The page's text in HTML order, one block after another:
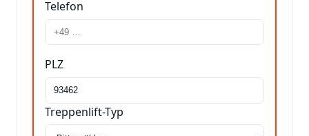
Telefon
PLZ
Treppenlift-Typ